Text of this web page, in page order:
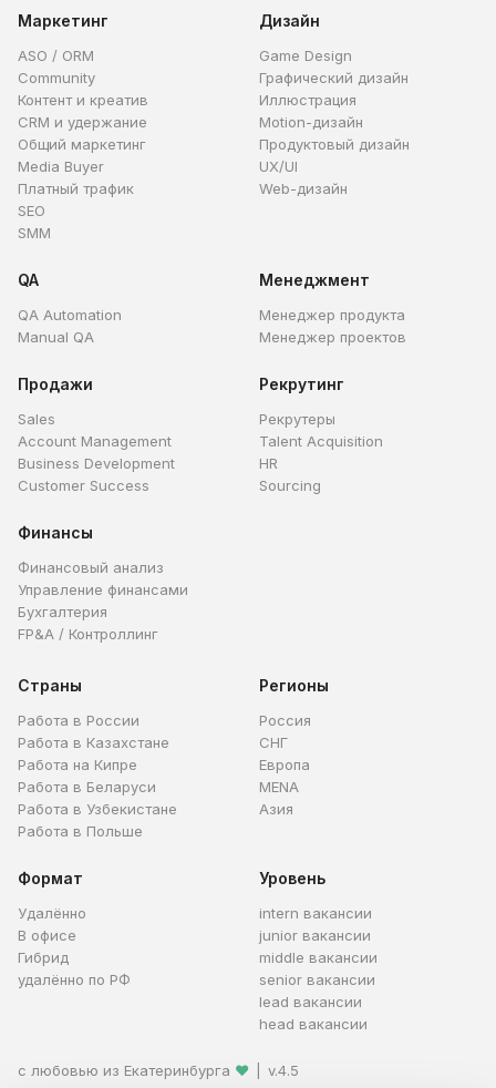
Маркетинг
ASO / ORM
Community
Контент и креатив
CRM и удержание
Общий маркетинг
Media Buyer
Платный трафик
SEO
SMM
Дизайн
Game Design
Графический дизайн
Иллюстрация
Motion-дизайн
Продуктовый дизайн
UX/UI
Web-дизайн
QA
QA Automation
Manual QA
Менеджмент
Менеджер продукта
Менеджер проектов
Продажи
Sales
Account Management
Business Development
Customer Success
Рекрутинг
Рекрутеры
Talent Acquisition
HR
Sourcing
Финансы
Финансовый анализ
Управление финансами
Бухгалтерия
FP&A / Контроллинг
Страны
Работа в России
Работа в Казахстане
Работа на Кипре
Работа в Беларуси
Работа в Узбекистане
Работа в Польше
Регионы
Россия
СНГ
Европа
MENA
Азия
Формат
Удалённо
В офисе
Гибрид
удалённо по РФ
Уровень
intern вакансии
junior вакансии
middle вакансии
senior вакансии
lead вакансии
head вакансии
с любовью из Екатеринбурга ❤ v.4.5